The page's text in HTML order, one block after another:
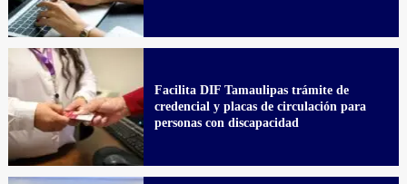
Facilita DIF Tamaulipas trámite de
credencial y placas de circulación para
personas con discapacidad